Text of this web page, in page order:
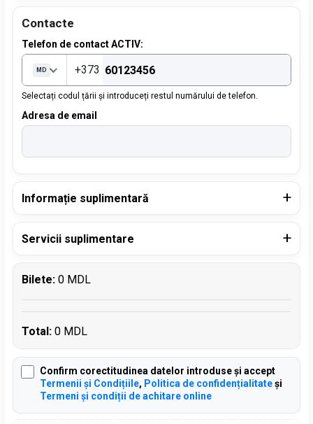
Contacte
Telefon de contact ACTIV:
MD +373
Selectați codul țării și introduceți restul numărului de telefon.
Adresa de email
Informație suplimentară
Servicii suplimentare
Bilete: 0 MDL
Total: 0 MDL
Confirm corectitudinea datelor introduse și accept
Termenii și Condițiile, Politica de confidențialitateși
Termeni și condiții de achitare online